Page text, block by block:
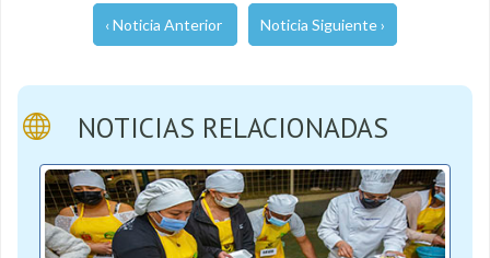
‹ Noticia Anterior Noticia Siguiente ›
NOTICIAS RELACIONADAS